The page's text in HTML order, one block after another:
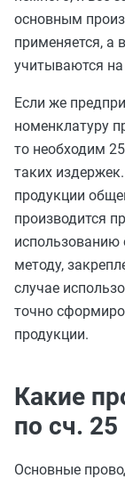
основным
применяется, а
учитываются на
Если же
номенклатуру
то необходим
таких
продукции
производится
использованию
методу,
случае
точно
продукции.
Какие
по сч. 25
Основные